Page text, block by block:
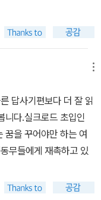
답사기편보다 더 잘 읽
니다.실크로드 초입인
꿈을 꾸어야만 하는 여
무들에게 재촉하고 있